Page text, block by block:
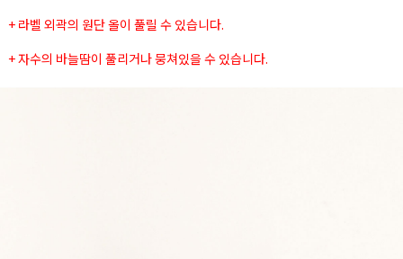
+ 라벨 외곽의 원단 올이 풀릴 수 있습니다.
+ 자수의 바늘땀이 풀리거나 뭉쳐있을 수 있습니다.